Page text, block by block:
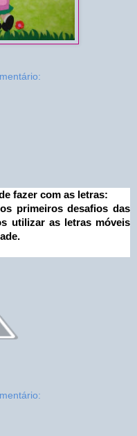
fazer com as letras:
primeiros desafios das
utilizar as letras móveis